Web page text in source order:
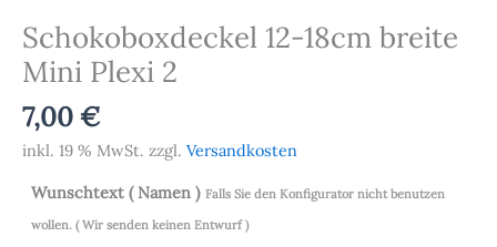
Schokoboxdeckel 12-18cm breite
Mini Plexi 2
7,00€
inkl. 19 % MwSt. zzgl. Versandkosten
Wunschtext ( Namen ) Falls Sie den Konfigurator nicht benutzen
wollen. ( Wir senden keinen Entwurf )
Plexi
2